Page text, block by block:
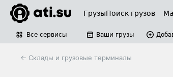
ГрузыПоиск грузов
Все сервисы Ваши грузы
← Склады и грузовые терминалы